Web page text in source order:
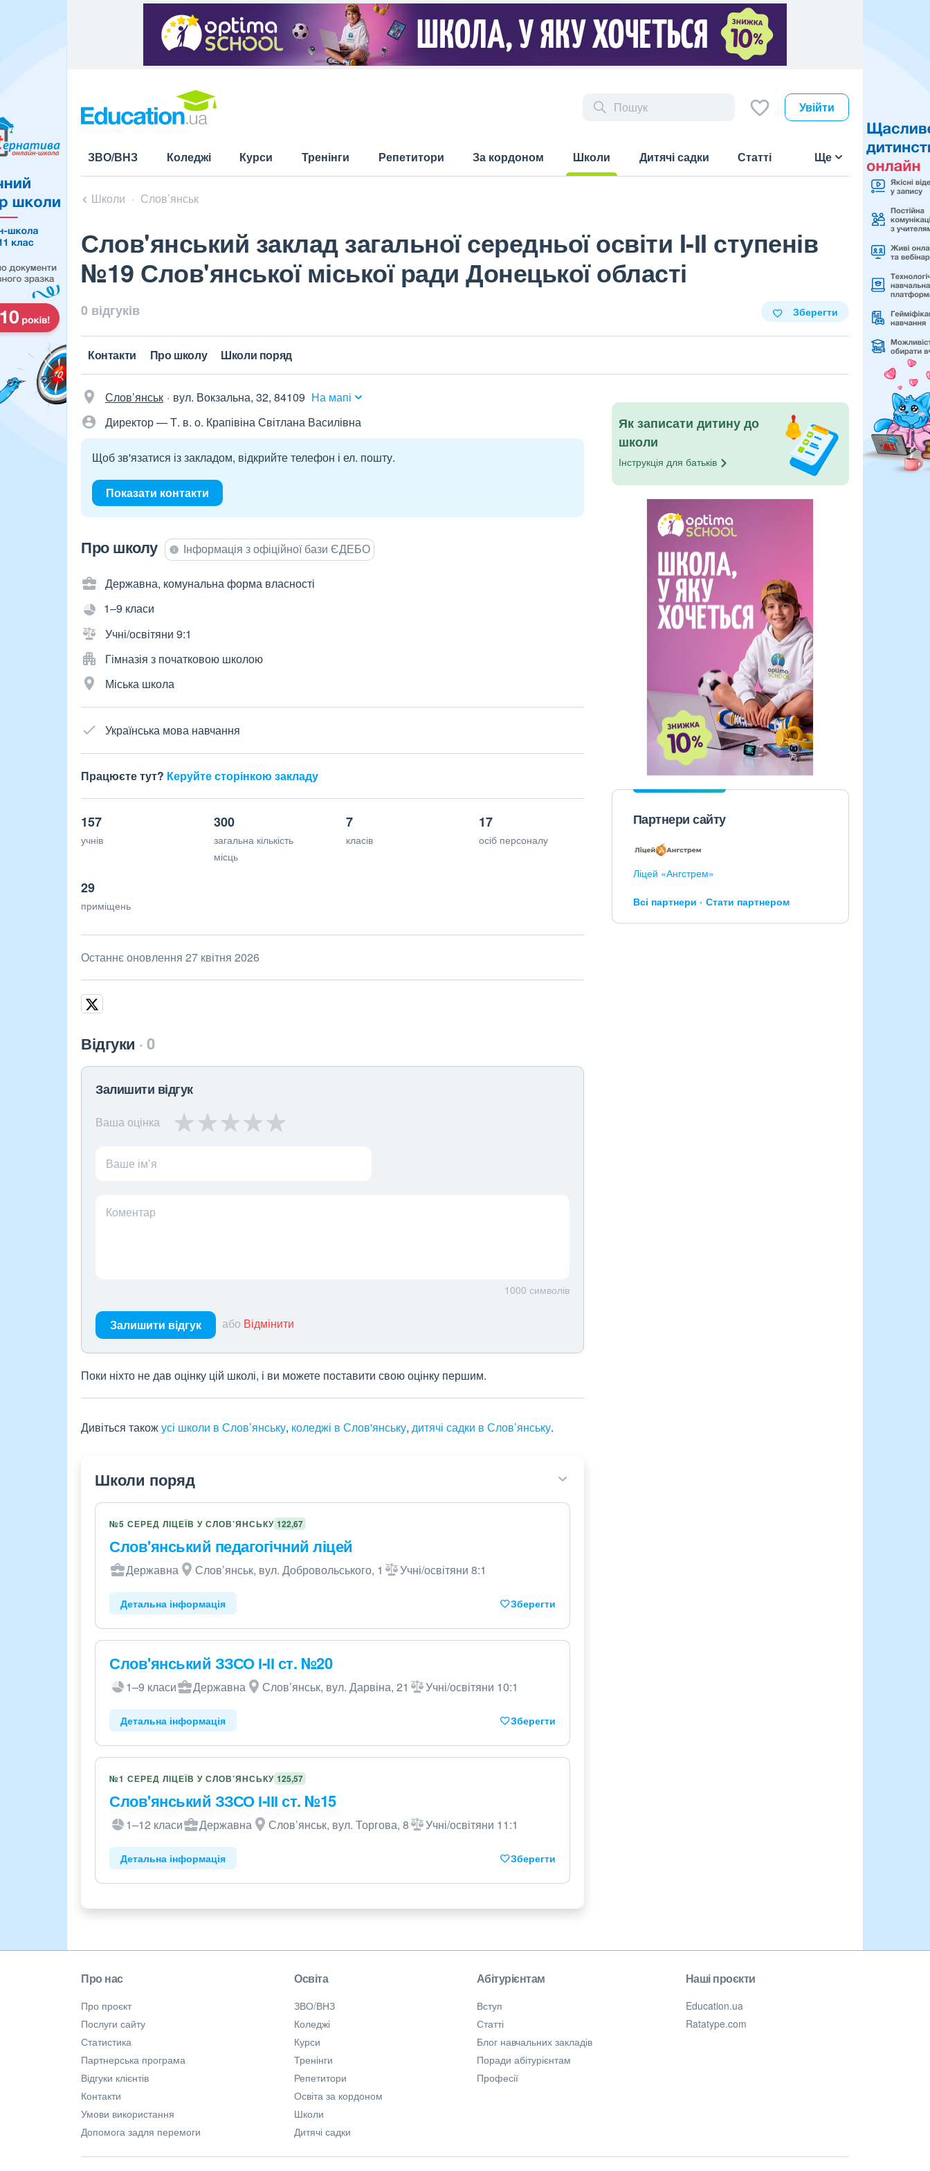
Увійти
ЗВО/ВНЗ Коледжі Курси Тренінги Репетитори За кордоном
Школи
Дитячі садки Статті Ще
Школи Слов’янськ
Слов'янський заклад загальної середньої освіти I-ІI ступенів
№19 Слов'янської міської ради Донецької області
0 відгуків Зберегти
Контакти Про школу Школи поряд
Слов’янськ вул. Вокзальна, 32, 84109 На мапі
Директор — Т. в. о. Крапівіна Світлана Василівна
Щоб зв'язатися із закладом, відкрийте телефон і ел. пошту.
Показати контакти
Про школу Інформація з офіційної бази ЄДЕБО
Державна, комунальна форма власності
1–9 класи
Учні/освітяни 9:1
Гімназія з початковою школою
Міська школа
Українська мова навчання
Працюєте тут? Керуйте сторінкою закладу
157
учнів
300
загальна кількість
місць
7
класів
17
осіб персоналу
29
приміщень
Останнє оновлення 27 квітня 2026
Відгуки 0
Залишити відгук
Ваша оцінка
Ваше ім’я
Коментар
1000 символів
Залишити відгук або Відмінити
Поки ніхто не дав оцінку цій школі, і ви можете поставити свою оцінку першим.
Дивіться такожусі школи в Слов’янську, коледжі в Слов'янську, дитячі садки в Слов’янську.
Школи поряд
№5 СЕРЕД ЛІЦЕЇВ У СЛОВ’ЯНСЬКУ 122,67
Слов'янський педагогічний ліцей
Державна Слов’янськ, вул. Добровольського, 1 Учні/освітяни 8:1
Детальна інформація Зберегти
Слов'янський ЗЗСО І-ІІ ст. №20
1–9 класи Державна Слов’янськ, вул. Дарвіна, 21 Учні/освітяни 10:1
Детальна інформація Зберегти
№1 СЕРЕД ЛІЦЕЇВ У СЛОВ’ЯНСЬКУ 125,57
Слов'янський ЗЗСО І-ІІІ ст. №15
1–12 класи Державна Слов’янськ, вул. Торгова, 8 Учні/освітяни 11:1
Детальна інформація Зберегти
Як записати дитину до
школи
Інструкція для батьків
Партнери сайту
Ліцей «Ангстрем»
Всі партнери Стати партнером
Про нас
Про проєкт
Послуги сайту
Статистика
Партнерська програма
Відгуки клієнтів
Контакти
Умови використання
Допомога задля перемоги
Освіта
ЗВО/ВНЗ
Коледжі
Курси
Тренінги
Репетитори
Освіта за кордоном
Школи
Дитячі садки
Абітурієнтам
Вступ
Статті
Блог навчальних закладів
Поради абітурієнтам
Професії
Наші проєкти
Education.ua
Ratatype.com